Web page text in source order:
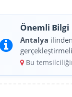
Önemli Bilgi
Antalya ilinden
Bu